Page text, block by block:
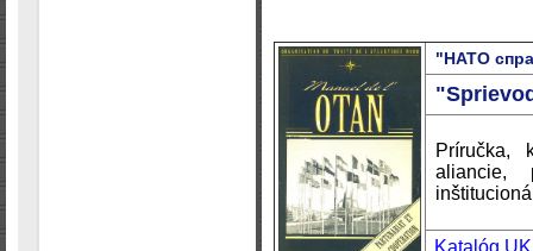
"НАТО
Príručka,
aliancie,
Katalóg